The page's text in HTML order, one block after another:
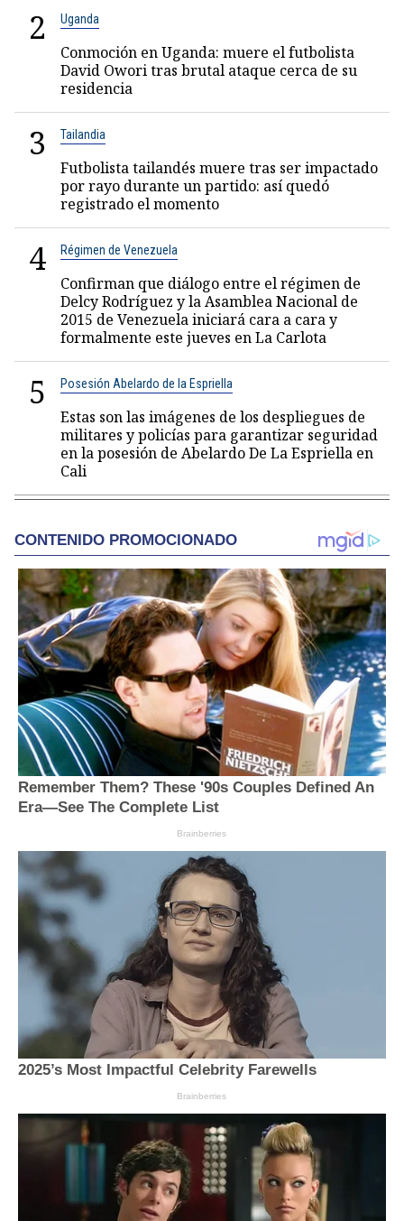
2 Uganda
Conmoción en Uganda: muere el futbolista
David Owori tras brutal ataque cerca de su
residencia
3 Tailandia
Futbolista tailandés muere tras ser impactado
por rayo durante un partido: así quedó
registrado el momento
4 Régimen de Venezuela
Confirman que diálogo entre el régimen de
Delcy Rodríguez y la Asamblea Nacional de
2015 de Venezuela iniciará cara a cara y
formalmente este jueves en La Carlota
5 Posesión Abelardo de la Espriella
Estas son las imágenes de los despliegues de
militares y policías para garantizar seguridad
en la posesión de Abelardo De La Espriella en
Cali